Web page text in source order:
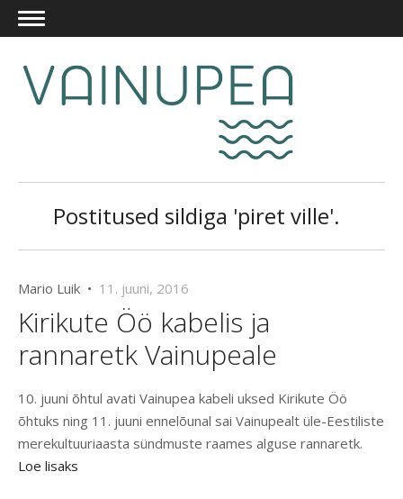
Postitused sildiga 'piret ville'.
Mario Luik • 11. juuni, 2016
Kirikute Öö kabelis ja
rannaretk Vainupeale
10. juuni õhtul avati Vainupea kabeli uksed Kirikute Öö
õhtuks ning 11. juuni ennelõunal sai Vainupealt üle-Eestiliste
merekultuuriaasta sündmuste raames alguse rannaretk.
Loe lisaks